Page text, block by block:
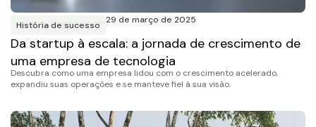
História de sucesso 29 de março de 2025
Da startup à escala: a jornada de crescimento de
uma empresa de tecnologia
Descubra como uma empresa lidou com o crescimento acelerado,
expandiu suas operações e se manteve fiel à sua visão.